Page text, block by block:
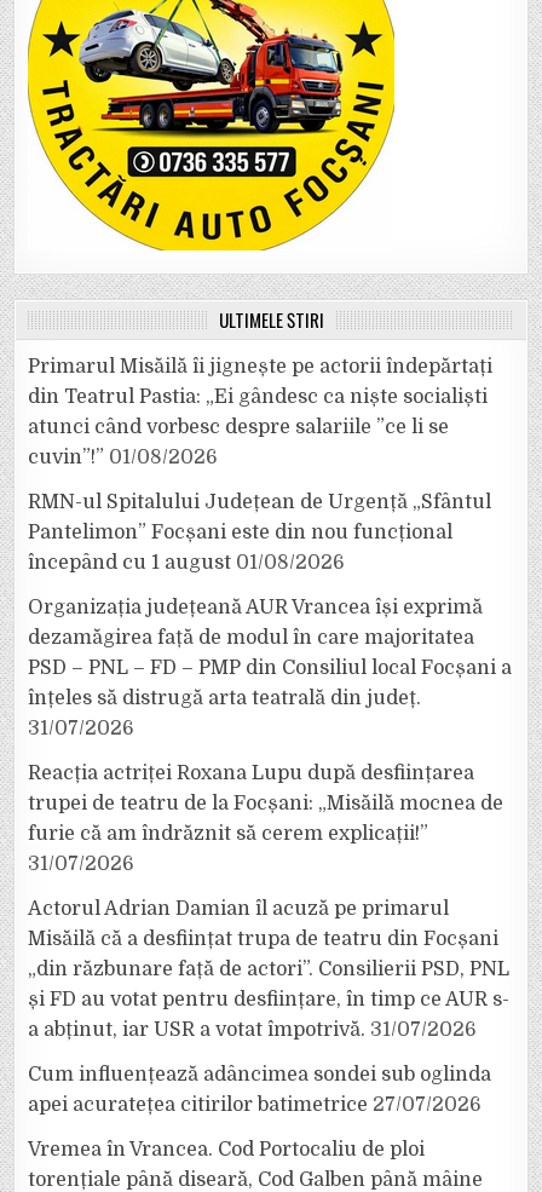
ULTIMELE ȘTIRI
Primarul Misăilă îi jignește pe actorii îndepărtați
din Teatrul Pastia: „Ei gândesc ca niște socialiști
atunci când vorbesc despre salariile ”ce li se
cuvin”!” 01/08/2026
RMN-ul Spitalului Județean de Urgență „Sfântul
Pantelimon” Focșani este din nou funcțional
începând cu 1 august 01/08/2026
Organizația județeană AUR Vrancea își exprimă
dezamăgirea față de modul în care majoritatea
PSD – PNL – FD – PMP din Consiliul local Focșani a
înțeles să distrugă arta teatrală din județ.
31/07/2026
Reacția actriței Roxana Lupu după desființarea
trupei de teatru de la Focșani: „Misăilă mocnea de
furie că am îndrăznit să cerem explicații!”
31/07/2026
Actorul Adrian Damian îl acuză pe primarul
Misăilă că a desființat trupa de teatru din Focșani
„din răzbunare față de actori”. Consilierii PSD, PNL
și FD au votat pentru desființare, în timp ce AUR s-
a abținut, iar USR a votat împotrivă. 31/07/2026
Cum influențează adâncimea sondei sub oglinda
apei acuratețea citirilor batimetrice 27/07/2026
Vremea în Vrancea. Cod Portocaliu de ploi
torențiale până diseară, Cod Galben până mâine